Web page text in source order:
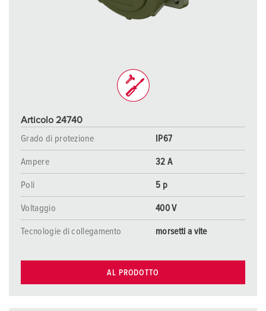
Articolo 24740
Grado di protezione
IP67
Ampere 32 A
Poli 5 p
Voltaggio 400 V
Tecnologie di collegamento morsetti a vite
AL PRODOTTO